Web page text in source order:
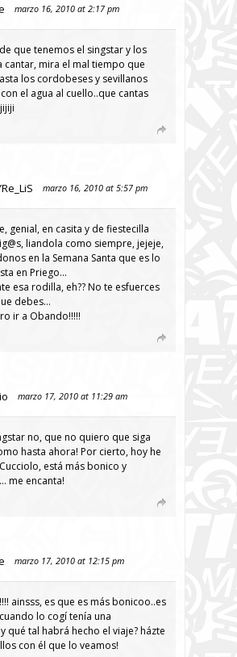
marzo 16, 2010 at 2:17 pm
que tenemos el singstar y los
cantar, mira el mal tiempo que
los cordobeses y sevillanos
el agua al cuello..que cantas
marzo 16, 2010 at 5:57 pm
genial, en casita y de fiestecilla
liandola como siempre, jejeje,
en la Semana Santa que es lo
en Priego…
esa rodilla, eh?? No te esfuerces
debes…
ir a Obando!!!!!
marzo 17, 2010 at 11:29 am
no, que no quiero que siga
hasta ahora! Por cierto, hoy he
está más bonico y
me encanta!
marzo 17, 2010 at 12:15 pm
ainsss, es que es más bonicoo..es
lo cogí tenía una
qué tal habrá hecho el viaje? házte
con él que lo veamos!